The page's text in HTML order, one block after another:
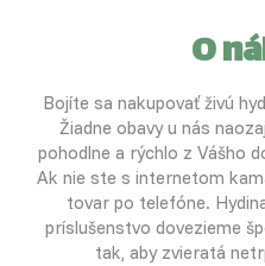
O
Bojíte sa nakupovať živú
Žiadne obavy u nás
pohodlne a rýchlo z Vášho
Ak nie ste s internetom
tovar po telefóne.
príslušenstvo dovezieme
tak, aby zvieratá